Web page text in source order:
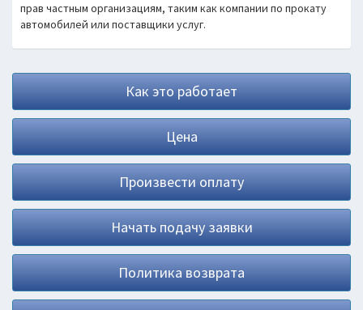
прав частным организациям, таким как компании по прокату
автомобилей или поставщики услуг.
Как это работает
Цена
Произвести оплату
Начать подачу заявки
Политика возврата